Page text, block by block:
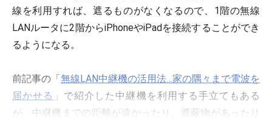
線を利用すれば、遮るものがなくなるので、1階の無線
LANルータに2階からiPhoneやiPadを接続することができ
るようになる。
前記事の「無線LAN中継機の活用法…家の隅々まで電波を
届かせる 」で紹介した中継機を利用する手立てもある
が、中継機までの距離が遠かったり、遮蔽物があったり